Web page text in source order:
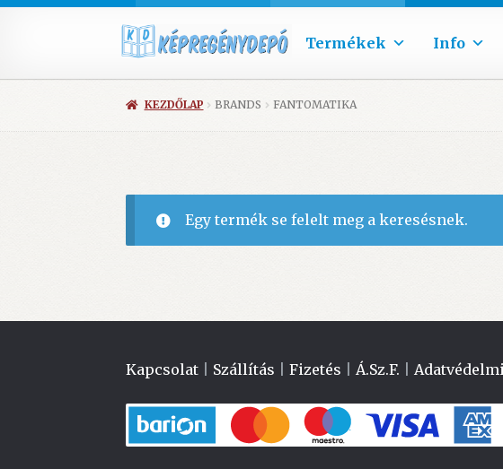
Termékek Info
KEZDŐLAP BRANDS FANTOMATIKA
Egy termék se felelt meg a keresésnek.
Kapcsolat Szállítás |Fizetés Á.Sz.F.